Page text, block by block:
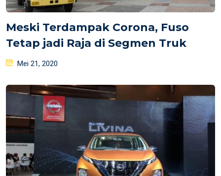
Meski Terdampak Corona, Fuso
Tetap jadi Raja di Segmen Truk
Posted
Mei 21, 2020